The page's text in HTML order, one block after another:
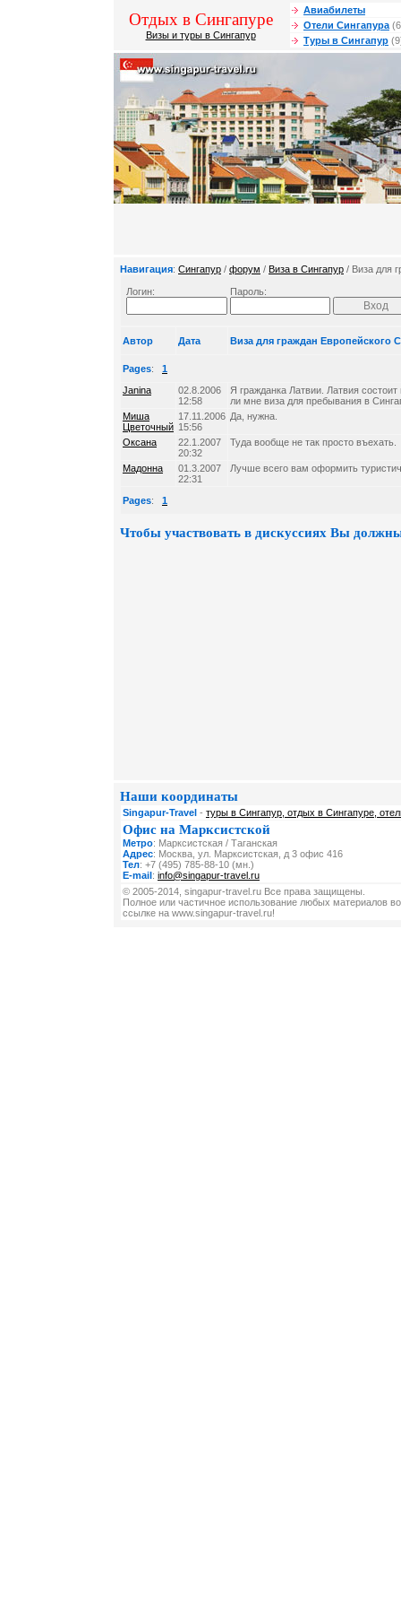
Отдых в Сингапуре
Визы и туры в Сингапур
Авиабилеты
Отели Сингапура
Туры в Сингапур
Навигация: Сингапур / форум / Виза в Сингапур / Виза для
Логин: Пароль:
Автор Дата Виза для граждан Европейского
Pages: 1
Janina
02.8.2006
12:58
Я гражданка Латвии. Латвия
ли мне виза для пребывания в
Миша
Цветочный
17.11.2006
15:56
Да, нужна.
Оксана
22.1.2007
20:32
Туда вообще не так просто въехать.
Мадонна
01.3.2007
22:31
Лучше всего вам оформить
Pages: 1
Чтобы участвовать в дискуссиях Вы
Наши координаты
Singapur-Travel - туры в Сингапур, отдых в Сингапуре,
Офис на Марксистской
Метро: Марксистская / Таганская
Адрес: Москва, ул. Марксистская, д 3 офис 416
Тел: +7 (495) 785-88-10 (мн.)
E-mail: info@singapur-travel.ru
© 2005-2014, singapur-travel.ru Все права защищены.
Полное или частичное использование любых материалов
ссылке на www.singapur-travel.ru!